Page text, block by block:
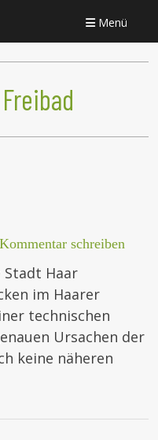
Menü
Kommentar schreiben
Stadt Haar
im Haarer
technischen
Ursachen der
keine näheren